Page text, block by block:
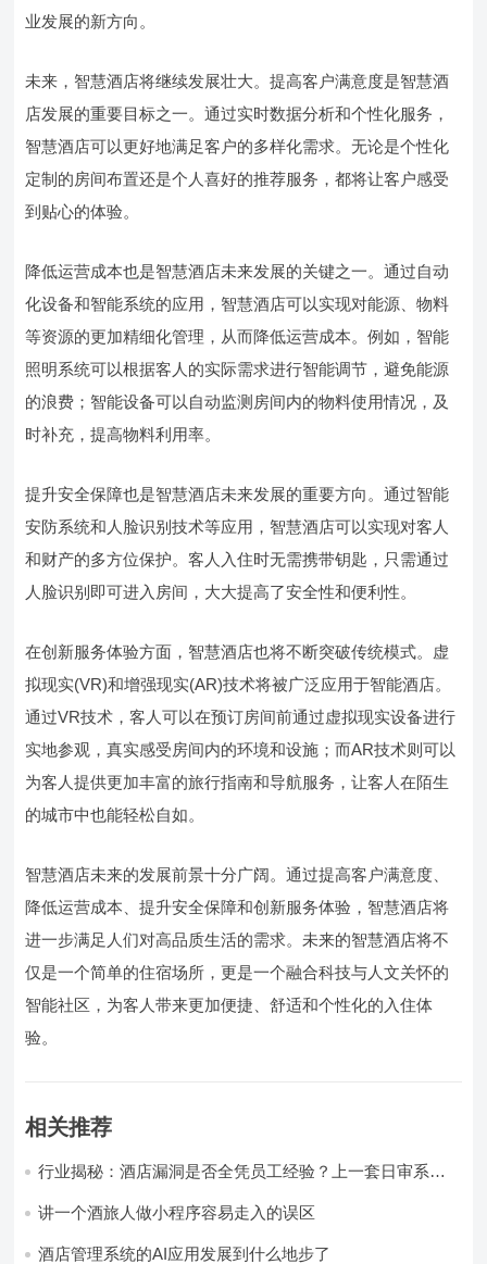
业发展的新方向。
未来，智慧酒店将继续发展壮大。提高客户满意度是智慧酒
店发展的重要目标之一。通过实时数据分析和个性化服务，
智慧酒店可以更好地满足客户的多样化需求。无论是个性化
定制的房间布置还是个人喜好的推荐服务，都将让客户感受
到贴心的体验。
降低运营成本也是智慧酒店未来发展的关键之一。通过自动
化设备和智能系统的应用，智慧酒店可以实现对能源、物料
等资源的更加精细化管理，从而降低运营成本。例如，智能
照明系统可以根据客人的实际需求进行智能调节，避免能源
的浪费；智能设备可以自动监测房间内的物料使用情况，及
时补充，提高物料利用率。
提升安全保障也是智慧酒店未来发展的重要方向。通过智能
安防系统和人脸识别技术等应用，智慧酒店可以实现对客人
和财产的多方位保护。客人入住时无需携带钥匙，只需通过
人脸识别即可进入房间，大大提高了安全性和便利性。
在创新服务体验方面，智慧酒店也将不断突破传统模式。虚
拟现实(VR)和增强现实(AR)技术将被广泛应用于智能酒店。
通过VR技术，客人可以在预订房间前通过虚拟现实设备进行
实地参观，真实感受房间内的环境和设施；而AR技术则可以
为客人提供更加丰富的旅行指南和导航服务，让客人在陌生
的城市中也能轻松自如。
智慧酒店未来的发展前景十分广阔。通过提高客户满意度、
降低运营成本、提升安全保障和创新服务体验，智慧酒店将
进一步满足人们对高品质生活的需求。未来的智慧酒店将不
仅是一个简单的住宿场所，更是一个融合科技与人文关怀的
智能社区，为客人带来更加便捷、舒适和个性化的入住体
验。
相关推荐
行业揭秘：酒店漏洞是否全凭员工经验？上一套日审系
讲一个酒旅人做小程序容易走入的误区
酒店管理系统的AI应用发展到什么地步了